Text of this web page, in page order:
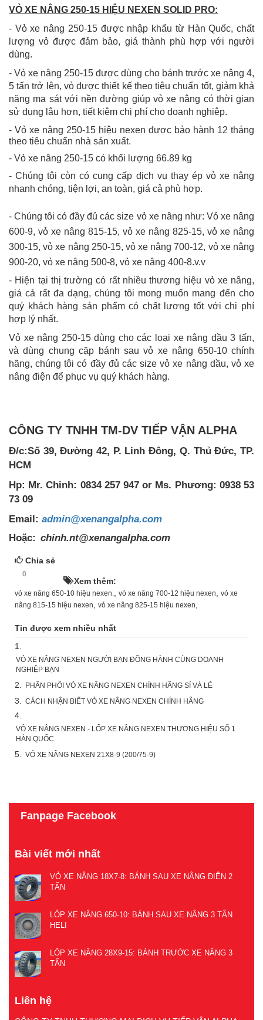
VỎ XE NÂNG 250-15 HIỆU NEXEN SOLID PRO:
- Vỏ xe nâng 250-15 được nhập khẩu từ Hàn Quốc, chất
lượng vỏ được đảm bảo, giá thành phù hợp với người
dùng.
- Vỏ xe nâng 250-15 được dùng cho bánh trước xe nâng 4,
5 tấn trở lên, vỏ được thiết kế theo tiêu chuẩn tốt, giảm khả
năng ma sát với nền đường giúp vỏ xe nâng có thời gian
sử dụng lâu hơn, tiết kiệm chị phí cho doanh nghiệp.
- Vỏ xe nâng 250-15 hiệu nexen được bảo hành 12 tháng
theo tiêu chuẩn nhà sản xuất.
- Vỏ xe nâng 250-15 có khối lượng 66.89 kg
- Chúng tôi còn có cung cấp dịch vụ thay ép vỏ xe nâng
nhanh chóng, tiện lợi, an toàn, giá cả phù hợp.
- Chúng tôi có đầy đủ các size vỏ xe nâng như: Vỏ xe nâng
600-9, vỏ xe nâng 815-15, vỏ xe nâng 825-15, vỏ xe nâng
300-15, vỏ xe nâng 250-15, vỏ xe nâng 700-12, vỏ xe nâng
900-20, vỏ xe nâng 500-8, vỏ xe nâng 400-8.v.v
- Hiện tại thị trường có rất nhiều thương hiệu vỏ xe nâng,
giá cả rất đa dạng, chúng tôi mong muốn mang đến cho
quý khách hàng sản phẩm có chất lương tốt với chi phí
hợp lý nhất.
Vỏ xe nâng 250-15 dùng cho các loại xe nâng dầu 3 tấn,
và dùng chung cặp bánh sau vỏ xe nâng 650-10 chính
hãng, chúng tôi có đầy đủ các size vỏ xe nâng dầu, vỏ xe
nâng điện để phục vụ quý khách hàng.
CÔNG TY TNHH TM-DV TIẾP VẬN ALPHA
Đ/c:Số 39, Đường 42, P. Linh Đông, Q. Thủ Đức, TP.
HCM
Hp: Mr. Chinh: 0834 257 947 or Ms. Phương: 0938 53
73 09
Email: admin@xenangalpha.com
Hoặc: chinh.nt@xenangalpha.com
Chia sẻ
0
Xem thêm:
vỏ xe nâng 650-10 hiệu nexen., vỏ xe nâng 700-12 hiệu nexen, vỏ xe
nâng 815-15 hiệu nexen, vỏ xe nâng 825-15 hiệu nexen,
Tin được xem nhiều nhất
1.
VỎ XE NÂNG NEXEN NGƯỜI BẠN ĐỒNG HÀNH CÙNG DOANH
NGHIỆP BẠN
2. PHÂN PHỐI VỎ XE NÂNG NEXEN CHÍNH HÃNG SỈ VÀ LẺ
3. CÁCH NHẬN BIẾT VỎ XE NÂNG NEXEN CHÍNH HÃNG
4.
VỎ XE NÂNG NEXEN - LỐP XE NÂNG NEXEN THƯƠNG HIỆU SỐ 1
HÀN QUỐC
5. VỎ XE NÂNG NEXEN 21X8-9 (200/75-9)
Fanpage Facebook
Bài viết mới nhất
VỎ XE NÂNG 18X7-8: BÁNH SAU XE NÂNG ĐIỆN 2
TẤN
LỐP XE NÂNG 650-10: BÁNH SAU XE NÂNG 3 TẤN
HELI
LỐP XE NÂNG 28X9-15: BÁNH TRƯỚC XE NÂNG 3
TẤN
Liên hệ